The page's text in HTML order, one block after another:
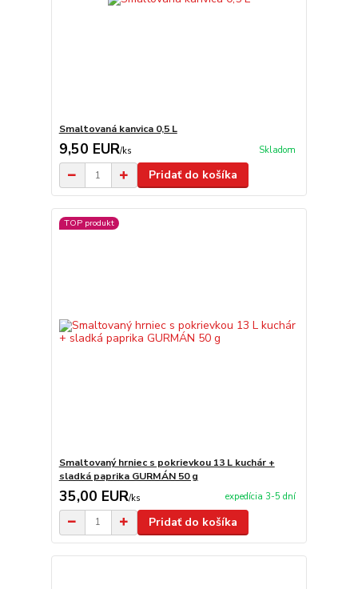
Smaltovaná kanvica 0,5 L
9,50 EUR/ks Skladom
Pridať do košíka
TOP produkt
Smaltovaný hrniec s pokrievkou 13 L kuchár +
sladká paprika GURMÁN 50 g
35,00 EUR/ks expedícia 3-5 dní
Pridať do košíka